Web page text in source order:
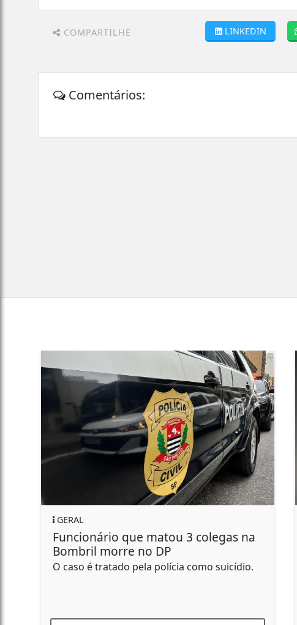
COMPARTILHE LINKEDIN
Comentários:
GERAL
Funcionário que matou 3 colegas na
Bombril morre no DP
O caso é tratado pela polícia como suicídio.